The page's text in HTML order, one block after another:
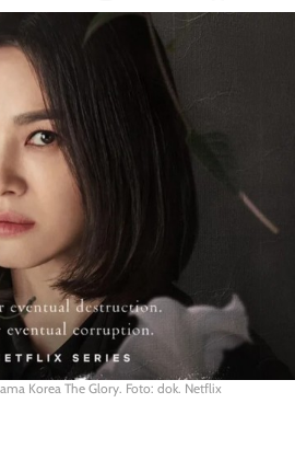
Korea The Glory. Foto: dok. Netflix